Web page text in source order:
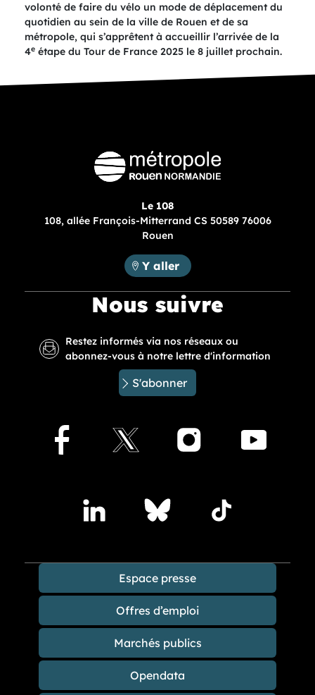
volonté de faire du vélo un mode de déplacement du
quotidien au sein de la ville de Rouen et de sa
métropole, qui s’apprêtent à accueillir l’arrivée de la
4e étape du Tour de France 2025 le 8 juillet prochain.
Le 108
108, allée François-Mitterrand CS 50589 76006
Rouen
Métropole Rouen Normandie :
Y aller
Nous suivre
Restez informés via nos réseaux ou
abonnez-vous à notre lettre d'information
S'abonner
Facebook
X Instagram
LindedinBlueskyTikTok
Espace presse
Offres d’emploi
Marchés publics
Opendata